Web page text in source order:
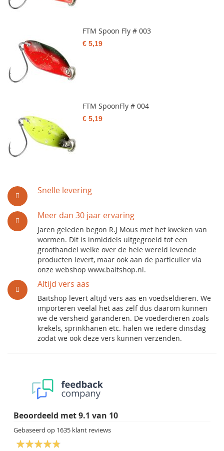
Snelle levering
Meer dan 30 jaar ervaring
Jaren geleden begon R.J Mous met het kweken van
wormen. Dit is inmiddels uitgegroeid tot een
groothandel welke over de hele wereld levende
producten levert, maar ook aan de particulier via
onze webshop www.baitshop.nl.
Altijd vers aas
Baitshop levert altijd vers aas en voedseldieren. We
importeren veelal het aas zelf dus daarom kunnen
we de versheid garanderen. De voederdieren zoals
krekels, sprinkhanen etc. halen we iedere dinsdag
zodat we ook deze vers kunnen verzenden.
Beoordeeld met9.1 van 10
Gebaseerd op 1635 klant reviews
FTM Spoon Fly # 003
€ 5,19
FTM SpoonFly # 004
€ 5,19